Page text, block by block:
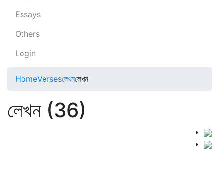
Essays
Others
Login
HomeVersesলেখনলেখন
লেখন (36)